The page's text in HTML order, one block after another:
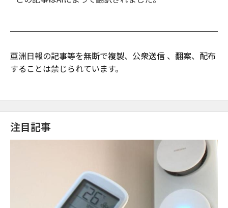
亜洲日報の記事等を無断で複製、公衆送信 、翻案、配布
することは禁じられています。
注目記事